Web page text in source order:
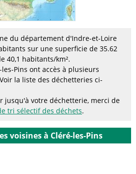
du département d'Indre-et-Loire
sur une superficie de 35.62
40,1 habitants/km².
Pins ont accès à plusieurs
la liste des déchetteries ci-
jusqu'à votre déchetterie, merci de
tri sélectif des déchets.
voisines à Cléré-les-Pins